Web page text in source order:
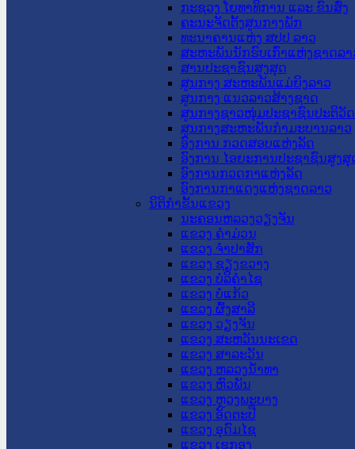
ກະຊວງ ໂຍທາທິການ ແລະ ຂົນສົ່ງ
ຄະນະຈັດຕັ້ງສູນກາງພັກ
ທະນາຄານແຫ່ງ ສປປ ລາວ
ສະຫະພັນນັກຮົບເກົ່າແຫ່ງຊາດລາ
ສານປະຊາຊົນສູງສຸດ
ສູນກາງ ສະຫະພັນແມ່ຍິງລາວ
ສູນກາງ ແນວລາວສ້າງຊາດ
ສູນກາງຊາວໜຸ່ມປະຊາຊົນປະຕິວັ
ສູນກາງສະຫະພັນກຳມະບານລາວ
ອົງການ ກວດສອບແຫ່ງລັດ
ອົງການ ໄອຍະການປະຊາຊົນສູງສຸ
ອົງການກວດກາແຫ່ງລັດ
ອົງການກາແດງແຫ່ງຊາດລາວ
ນິຕິກໍາຂັ້ນແຂວງ
ນະ​ຄອນ​ຫລວງວຽງຈັນ
ແຂວງ ຄໍາມ່ວນ
ແຂວງ ຈໍາປາສັກ
ແຂວງ ຊຽງຂວາງ
ແຂວງ ບໍລິຄໍາໄຊ
ແຂວງ ບໍ່ແກ້ວ
ແຂວງ ຜົ້ງສາລີ
ແຂວງ ວຽງຈັນ
ແຂວງ ສະຫວັນນະເຂດ
ແຂວງ ສາລະວັນ
ແຂວງ ຫລວງນໍ້າທາ
ແຂວງ ຫົວພັນ
ແຂວງ ຫຼວງພະບາງ
ແຂວງ ອັດຕະປື
ແຂວງ ອຸດົມໄຊ
ແຂວງ ເຊກອງ